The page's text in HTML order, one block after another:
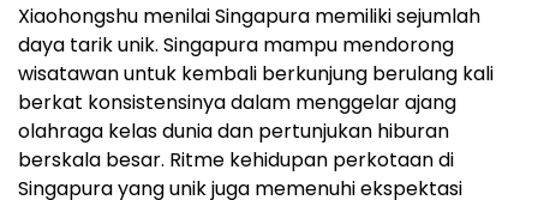
Xiaohongshu menilai Singapura memiliki sejumlah
daya tarik unik. Singapura mampu mendorong
wisatawan untuk kembali berkunjung berulang kali
berkat konsistensinya dalam menggelar ajang
olahraga kelas dunia dan pertunjukan hiburan
berskala besar. Ritme kehidupan perkotaan di
Singapura yang unik juga memenuhi ekspektasi